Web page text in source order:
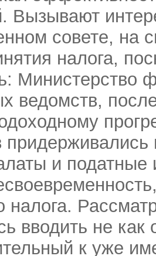
Вызывают
совете, на
налога,
Министерство
ведомств,
и
налога.
вводить не
к уже